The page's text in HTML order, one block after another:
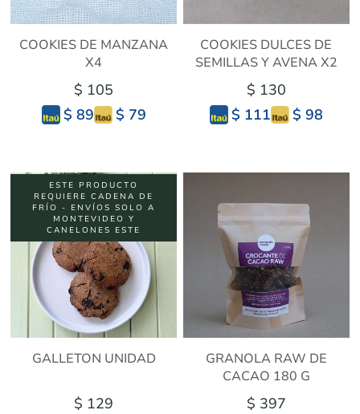
COOKIES DE MANZANA
X4
$ 105
$ 89
$ 79
COOKIES DULCES DE
SEMILLAS Y AVENA X2
$ 130
$ 111
$ 98
ESTE PRODUCTO
REQUIERE CADENA DE
FRÍO - ENVÍOS SOLO A
MONTEVIDEO Y
CANELONES ESTE
GALLETON UNIDAD
$ 129
GRANOLA RAW DE
CACAO 180 G
$ 397